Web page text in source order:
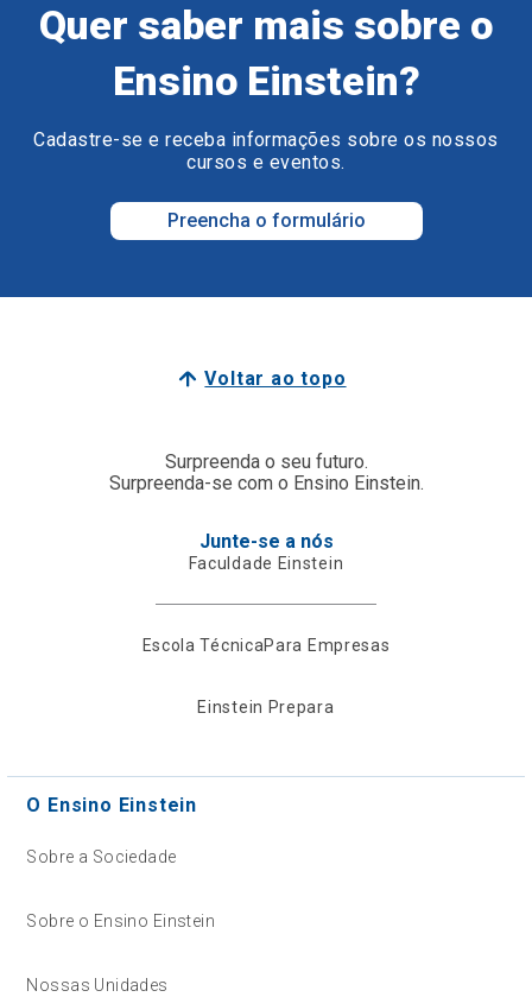
Quer saber mais sobre o
Ensino Einstein?
Cadastre-se e receba informações sobre os nossos
cursos e eventos.
Preencha o formulário
Voltar ao topo
Surpreenda o seu futuro.
Surpreenda-se com o Ensino Einstein.
Junte-se a nós
Faculdade Einstein
Escola TécnicaPara Empresas
Einstein Prepara
O Ensino Einstein
Sobre a Sociedade
Sobre o Ensino Einstein
Nossas Unidades